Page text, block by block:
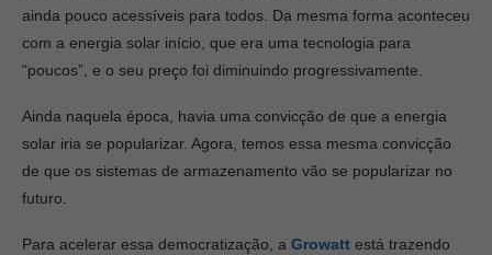
ainda pouco acessíveis para todos. Da mesma forma aconteceu
com a energia solar início, que era uma tecnologia para
“poucos”, e o seu preço foi diminuindo progressivamente.
Ainda naquela época, havia uma convicção de que a energia
solar iria se popularizar. Agora, temos essa mesma convicção
de que os sistemas de armazenamento vão se popularizar no
futuro.
Para acelerar essa democratização, a Growatt está trazendo